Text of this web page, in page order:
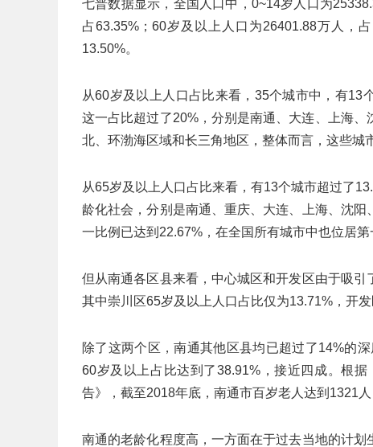
七普数据显示，全国人口中，0~14岁人口为
占63.35%；60岁及以上人口为26401.88万人，
13.50%。
从60岁及以上人口占比来看，35个城市中，有13
这一占比超过了20%，分别是南通、大连、上海
北、环渤海区域和长三角地区，整体而言，这些城
从65岁及以上人口占比来看，有13个城市超过了
龄化社会，分别是南通、重庆、大连、上海、沈
一比例已达到22.67%，在全国所有城市中也位居第
但从南通各区县来看，中心城区和开发区由于吸引
其中崇川区65岁及以上人口占比仅为13.71%，开发
除了这两个区，南通其他区县均已超过了14%的
60岁及以上占比达到了38.91%，接近四成。根
告》，截至2018年底，南通市百岁老人达到1321
南通的老龄化程度高，一方面在于过去当地的计